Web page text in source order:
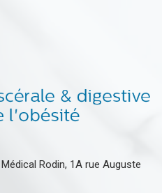
Médical Rodin, 1A rue Auguste